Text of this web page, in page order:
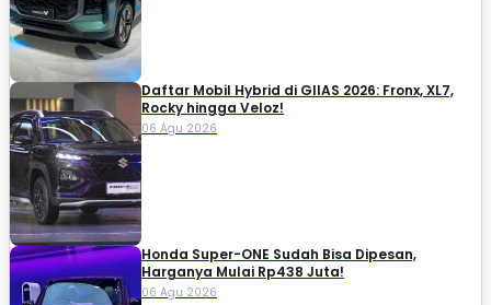
Daftar Mobil Hybrid di GIIAS 2026: Fronx, XL7,
Rocky hingga Veloz!
06 Agu 2026
Honda Super-ONE Sudah Bisa Dipesan,
Harganya Mulai Rp438 Juta!
06 Agu 2026